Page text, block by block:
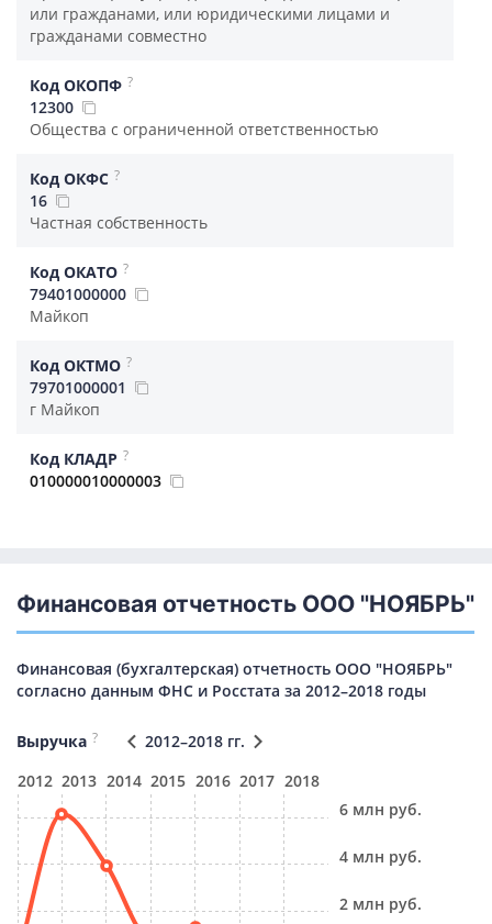
или гражданами, или юридическими лицами и
гражданами совместно
Код ОКОПФ ?
12300
Общества с ограниченной ответственностью
Код ОКФС ?
16
Частная собственность
Код ОКАТО ?
79401000000
Майкоп
Код ОКТМО ?
79701000001
г Майкоп
Код КЛАДР ?
010000010000003
Финансовая отчетность ООО "НОЯБРЬ"
Финансовая (бухгалтерская) отчетность ООО "НОЯБРЬ"
согласно данным ФНС и Росстата за 2012–2018 годы
Выручка ?
2012–2018 гг.
2012 2013 2014 2015 2016 2017 2018
2 млн руб.
4 млн руб.
6 млн руб.